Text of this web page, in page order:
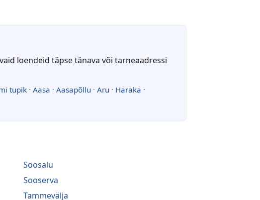
loendeid täpse tänava või tarneaadressi
tupik · Aasa · Aasapõllu · Aru · Haraka ·
Soosalu
Sooserva
Tammevälja